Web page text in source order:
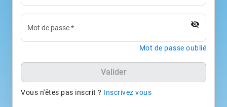
Mot de passe* visibility_off
Mot de passe oublié
Valider
Vous n'êtes pas inscrit ? Inscrivez vous